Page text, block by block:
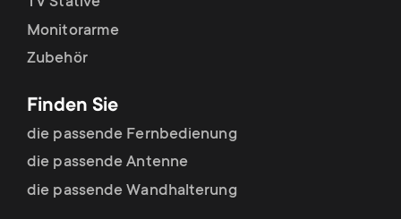
o
d
u
c
t
s
u
p
p
Monitorarme
Zubehör
Finden Sie
die passende Fernbedienung
die passende Antenne
die passende Wandhalterung